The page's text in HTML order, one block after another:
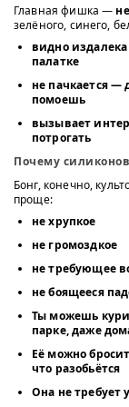
Главная фишка —
зелёного, синего,
видно
палатке
не пачкается —
помоешь
вызывает
потрогать
Почему
Бонг, конечно,
проще:
не хрупкое
не громоздкое
не требующее
не боящееся
Ты можешь
парке, даже
Её можно
что разобьётся
Она не требует